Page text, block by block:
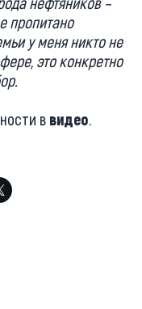
пропитано
у меня никто не
это конкретно
в видео.